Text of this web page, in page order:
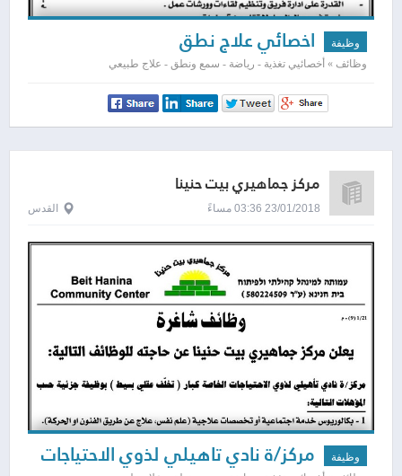
وظيفة اخصائي علاج نطق
وظائف » أخصائيي تغذية - رياضة - سمع ونطق - علاج طبيعي
مركز جماهيري بيت حنينا
23/01/2018 03:36 مساءً القدس
وظيفة مركز/ة نادي تاهيلي لذوي الاحتياجات